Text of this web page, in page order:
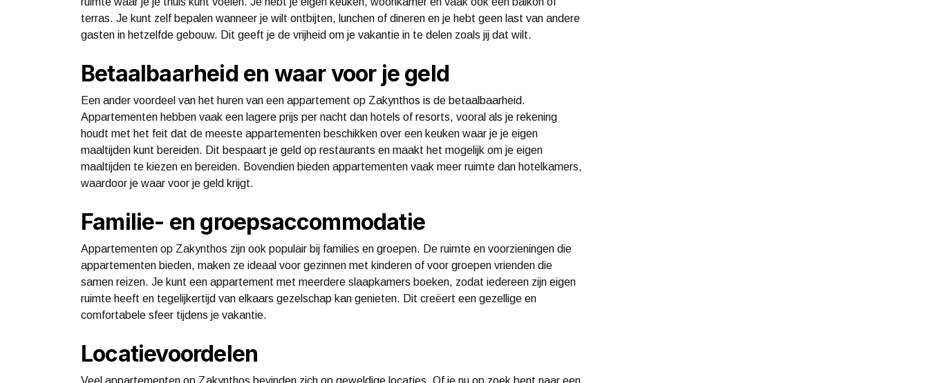
terras. Je kunt zelf bepalen wanneer je wilt ontbijten, lunchen of dineren en je hebt geen last van andere
gasten in hetzelfde gebouw. Dit geeft je de vrijheid om je vakantie in te delen zoals jij dat wilt.
Betaalbaarheid en waar voor je geld
Een ander voordeel van het huren van een appartement op Zakynthos is de betaalbaarheid.
Appartementen hebben vaak een lagere prijs per nacht dan hotels of resorts, vooral als je rekening
houdt met het feit dat de meeste appartementen beschikken over een keuken waar je je eigen
maaltijden kunt bereiden. Dit bespaart je geld op restaurants en maakt het mogelijk om je eigen
maaltijden te kiezen en bereiden. Bovendien bieden appartementen vaak meer ruimte dan hotelkamers,
waardoor je waar voor je geld krijgt.
Familie- en groepsaccommodatie
Appartementen op Zakynthos zijn ook populair bij families en groepen. De ruimte en voorzieningen die
appartementen bieden, maken ze ideaal voor gezinnen met kinderen of voor groepen vrienden die
samen reizen. Je kunt een appartement met meerdere slaapkamers boeken, zodat iedereen zijn eigen
ruimte heeft en tegelijkertijd van elkaars gezelschap kan genieten. Dit creëert een gezellige en
comfortabele sfeer tijdens je vakantie.
Locatievoordelen
Veel appartementen op Zakynthos bevinden zich op geweldige locaties. Of je nu op zoek bent naar een